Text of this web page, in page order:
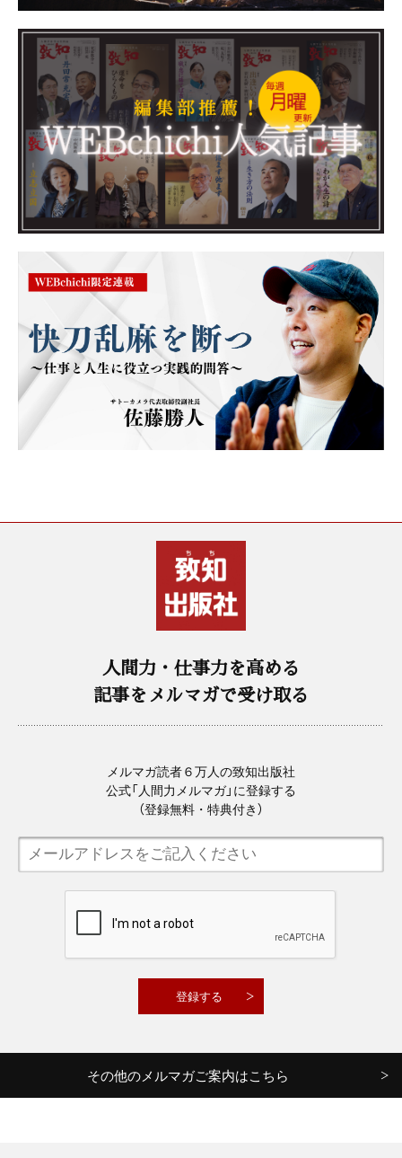
人間力・仕事力を高める
記事をメルマガで受け取る
メルマガ読者６万人の致知出版社
公式「人間力メルマガ」に登録する
（登録無料・特典付き）
その他のメルマガご案内はこちら